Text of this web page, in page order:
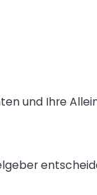
und Ihre